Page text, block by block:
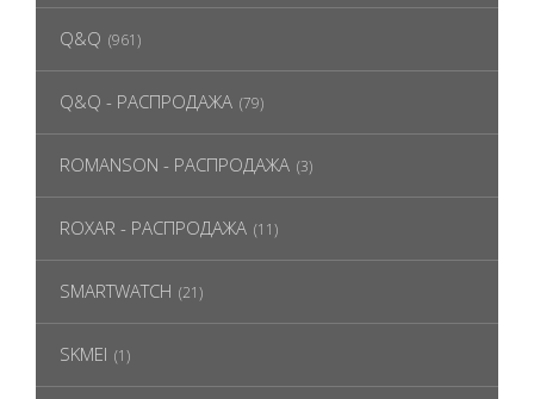
Q&Q (961)
Q&Q - РАСПРОДАЖА (79)
ROMANSON - РАСПРОДАЖА (3)
ROXAR - РАСПРОДАЖА (11)
SMARTWATCH (21)
SKMEI (1)